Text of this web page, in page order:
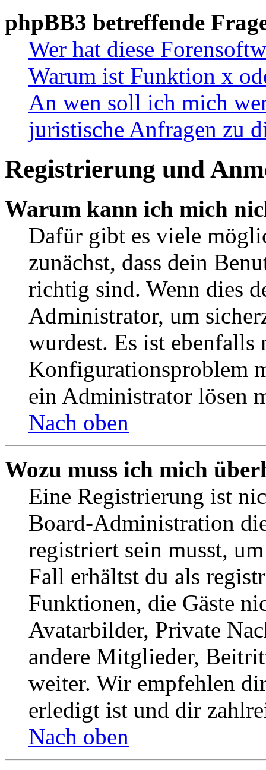
phpBB3 betreffende
Wer hat diese
Warum ist Funktion x
An wen soll ich mich
juristische Anfragen zu
Registrierung und
Warum kann ich mich
Dafür gibt es viele
zunächst, dass dein
richtig sind. Wenn dies
Administrator, um
wurdest. Es ist ebenfalls
Konfigurationsproblem
ein Administrator lösen
Nach oben
Wozu muss ich mich
Eine Registrierung ist
Board-Administration
registriert sein musst,
Fall erhältst du als
Funktionen, die Gäste
Avatarbilder, Private
andere Mitglieder,
weiter. Wir empfehlen
erledigt ist und dir
Nach oben